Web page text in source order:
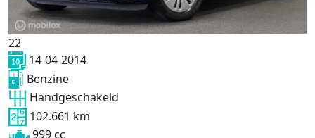
22
14-04-2014
Benzine
Handgeschakeld
102.661 km
999 cc